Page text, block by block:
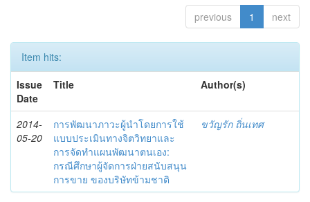
previous 1 next
Item hits:
Issue
Date
Title Author(s)
2014-
05-20
การพัฒนาภาวะผู้นำโดยการใช้
แบบประเมินทางจิตวิทยาและ
การจัดทำแผนพัฒนาตนเอง:
กรณีศึกษาผู้จัดการฝ่ายสนับสนุน
การขาย ของบริษัทข้ามชาติ
ขวัญรัก ถิ่นเทศ